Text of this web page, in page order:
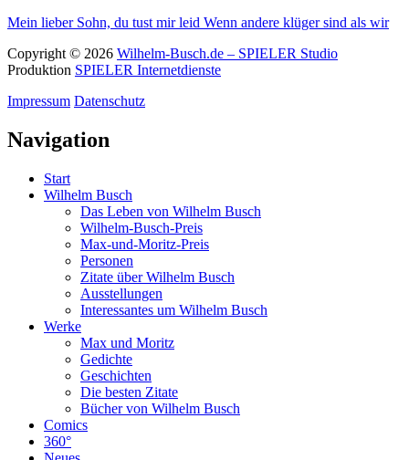
Mein lieber Sohn, du tust mir leid Wenn andere klüger sind als wir
Copyright © 2026 Wilhelm-Busch.de – SPIELER Studio
Produktion SPIELER Internetdienste
Impressum Datenschutz
Navigation
Start
Wilhelm Busch
Das Leben von Wilhelm Busch
Wilhelm-Busch-Preis
Max-und-Moritz-Preis
Personen
Zitate über Wilhelm Busch
Ausstellungen
Interessantes um Wilhelm Busch
Werke
Max und Moritz
Gedichte
Geschichten
Die besten Zitate
Bücher von Wilhelm Busch
Comics
360°